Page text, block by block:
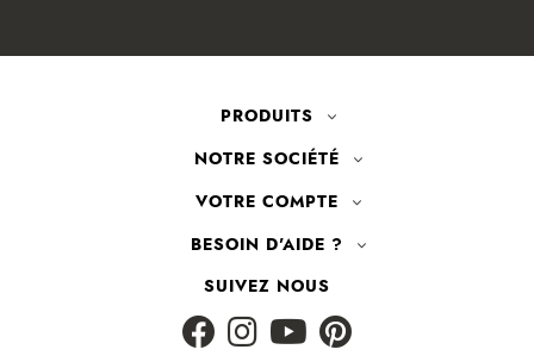
PRODUITS
NOTRE SOCIÉTÉ
VOTRE COMPTE
BESOIN D'AIDE ?
SUIVEZ NOUS